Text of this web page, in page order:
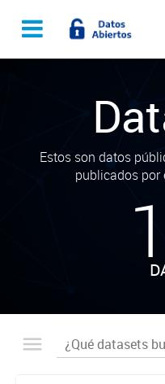
Estos son datos
publicados por